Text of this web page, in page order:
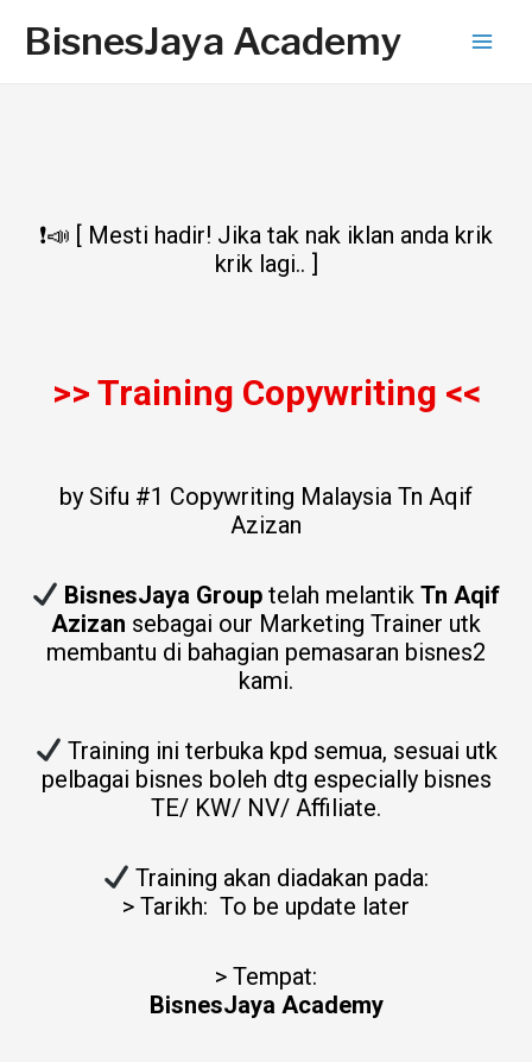
BisnesJaya Academy
❗📣 [ Mesti hadir! Jika tak nak iklan anda krik
krik lagi.. ]
>> Training Copywriting <<
by Sifu #1 Copywriting Malaysia Tn Aqif
Azizan
BisnesJaya Group telah melantikTn Aqif
Azizan sebagai our Marketing Trainer utk
membantu di bahagian pemasaran bisnes2
kami.
Training ini terbuka kpd semua, sesuai utk
pelbagai bisnes boleh dtg especially bisnes
TE/ KW/ NV/ Affiliate.
Training akan diadakan pada:
> Tarikh: To be update later
> Tempat:
BisnesJaya Academy